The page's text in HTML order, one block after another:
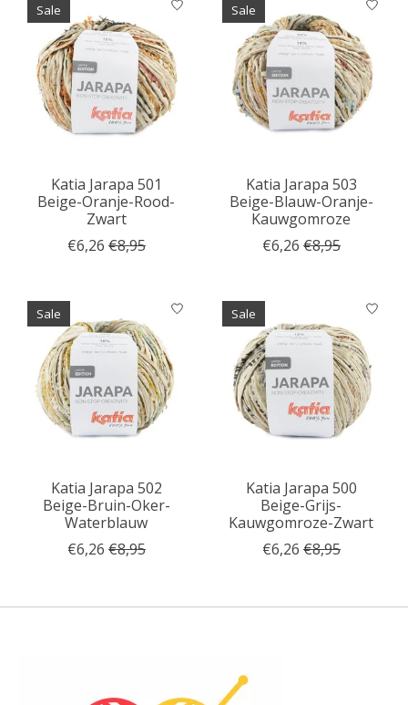
Sale
Katia Jarapa 501
Beige-Oranje-Rood-
Zwart
€6,26 €8,95
Sale
Katia Jarapa 503
Beige-Blauw-Oranje-
Kauwgomroze
€6,26 €8,95
Sale
Katia Jarapa 502
Beige-Bruin-Oker-
Waterblauw
€6,26 €8,95
Sale
Katia Jarapa 500
Beige-Grijs-
Kauwgomroze-Zwart
€6,26 €8,95